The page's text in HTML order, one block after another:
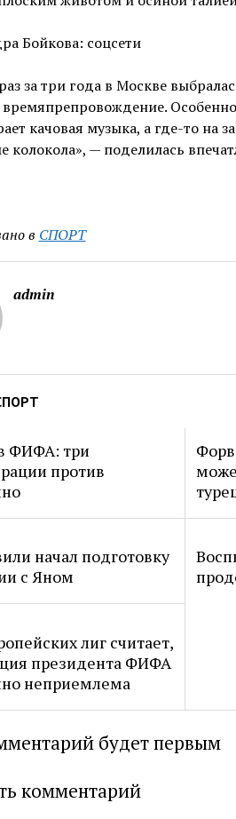
Бойкова: соцсети
за три года в Москве
Особенно
качовая музыка, а где-то на
колокола», — поделилась
в СПОРТ
admin
ФИФА: три
против
начал подготовку
с Яном
лиг считает,
президента ФИФА
неприемлема
будет первым
комментарий